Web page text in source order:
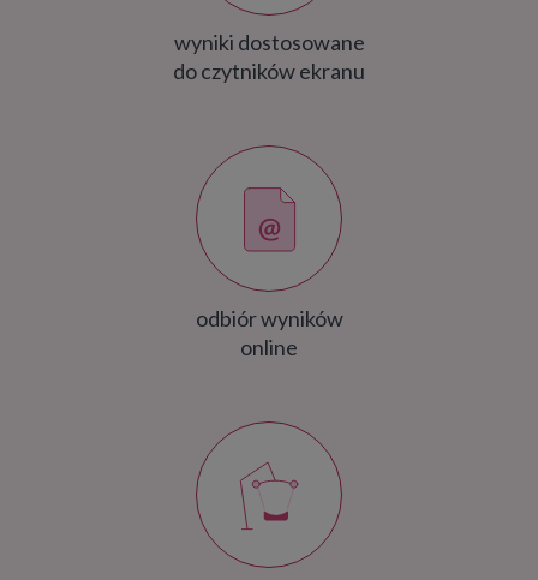
wyniki dostosowane
do czytników ekranu
odbiór wyników
online